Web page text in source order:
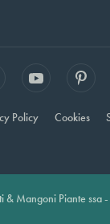
Policy Cookies
Mangoni Piante ssa -